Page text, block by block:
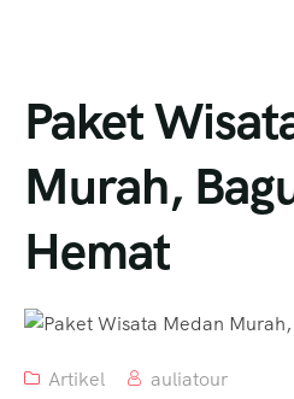
Paket
Murah,
Hemat
Artikel auliatour